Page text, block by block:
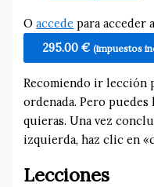
Oaccede para acceder
295.00€ (impuestos
Recomiendo ir lección
ordenada. Pero
quieras. Una vez
izquierda, haz clic en
Lecciones